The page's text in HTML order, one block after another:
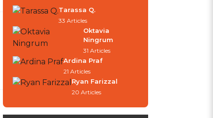
Tarassa Q.
33 Articles
Oktavia
Ningrum
31 Articles
Ardina Praf
21 Articles
Ryan Farizzal
20 Articles